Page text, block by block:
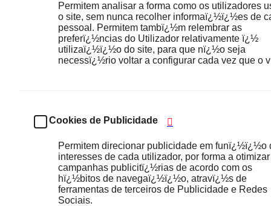
Permitem analisar a forma como os utilizadores
o site, sem nunca recolher informaï¿½ï¿½es de
pessoal. Permitem tambï¿½m relembrar as
preferï¿½ncias do Utilizador relativamente ï¿½
utilizaï¿½ï¿½o do site, para que nï¿½o seja
necessï¿½rio voltar a configurar cada vez que o
Cookies de Publicidade
Permitem direcionar publicidade em funï¿½ï¿½o
interesses de cada utilizador, por forma a otimizar
campanhas publicitï¿½rias de acordo com os
hï¿½bitos de navegaï¿½ï¿½o, atravï¿½s de
ferramentas de terceiros de Publicidade e Redes
Sociais.